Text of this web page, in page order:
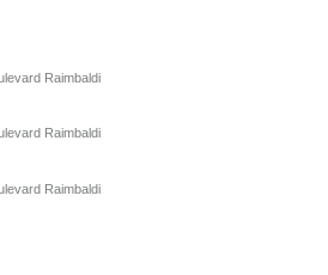
Raimbaldi
Raimbaldi
Raimbaldi